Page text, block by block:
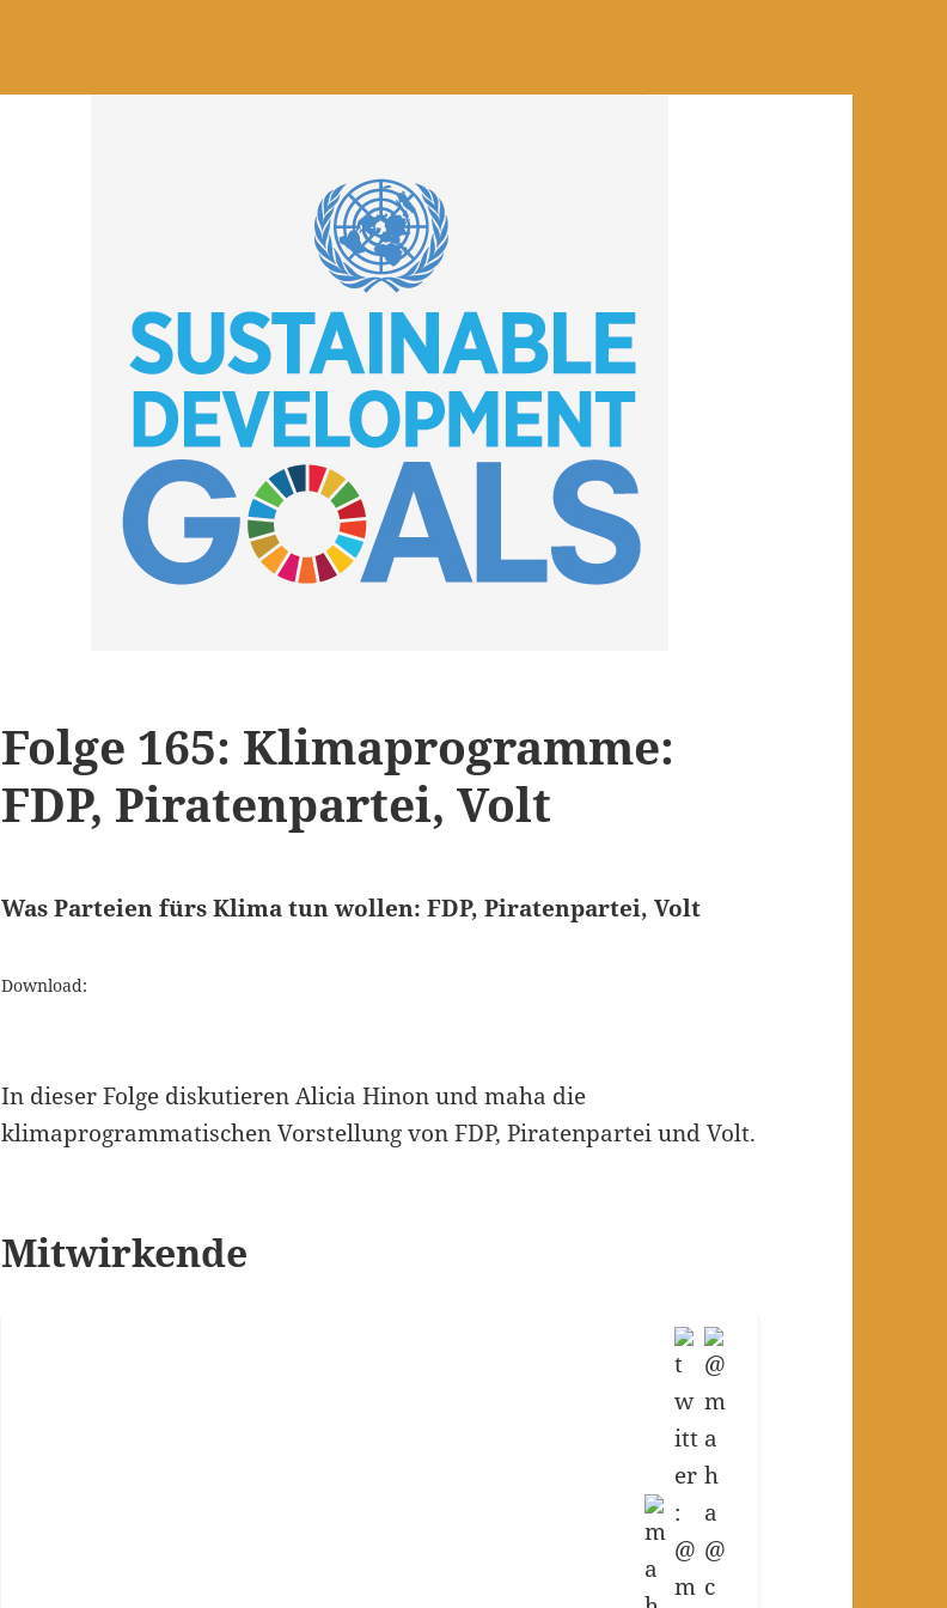
Folge 165: Klimaprogramme:
FDP, Piratenpartei, Volt
Was Parteien fürs Klima tun wollen: FDP, Piratenpartei, Volt
Download:
In dieser Folge diskutieren Alicia Hinon und maha die
klimaprogrammatischen Vorstellung von FDP, Piratenpartei und Volt.
Mitwirkende